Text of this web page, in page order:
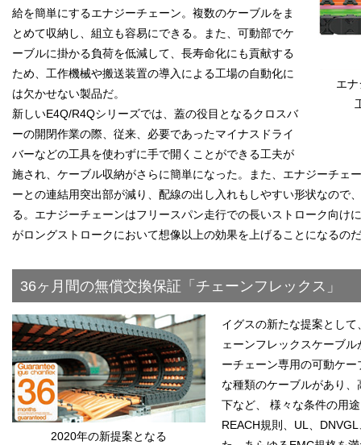
エ
給を簡単にするエナジーチェーン。複数のケーブルをま
とめて収納し、組立も容易にできる。また、可動部でケ
ーブルに掛かる負荷を低減して、長寿命化にも貢献する
ため、工作機械や搬送装置の導入による工場の自動化に
は欠かせない製品だ。
新しいE4Q/R4Qシリーズでは、蓋の役目となるクロスバ
ーの開閉作業の際、従来、必要であったマイナスドライ
バーなどの工具を使わずに手で開くことができる工夫が
施され、ケーブル収納がさらに簡単になった。また、エナジーチェ
ーとの連結用突出部が減り、配線の出し入れもしやすい形状なので
る。エナジーチェーンはフリースパン走行での長いストローク向け
がロングストロークにおいて想像以上の効果を上げることになるの
36ヶ月間の無償交換保証「チェーンフレックス」
2020年の新提案となる
イグスの新たな提案とし
ェーンフレックスケーブ
ーチェーン専用の可動ケ
な種類のケーブルがあり
下など、 様々な条件の用
REACH規則、UL、